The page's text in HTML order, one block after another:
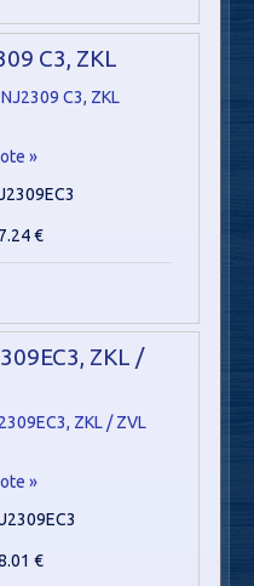
C3, ZKL
»
€
ZKL /
»
€